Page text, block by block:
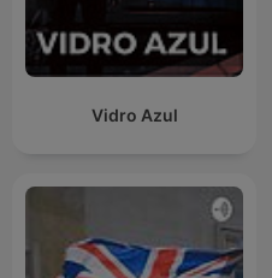
Vidro Azul